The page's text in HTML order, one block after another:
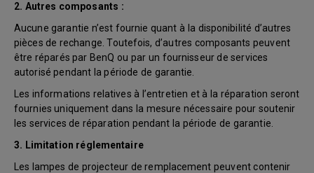
2. Autres composants :
Aucune garantie n’est fournie quant à la disponibilité d’autres
pièces de rechange. Toutefois, d’autres composants peuvent
être réparés par BenQ ou par un fournisseur de services
autorisé pendant la période de garantie.
Les informations relatives à l’entretien et à la réparation seront
fournies uniquement dans la mesure nécessaire pour soutenir
les services de réparation pendant la période de garantie.
3. Limitation réglementaire
Les lampes de projecteur de remplacement peuvent contenir